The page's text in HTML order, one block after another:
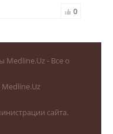
0
Medline.Uz - Все о
сайта.